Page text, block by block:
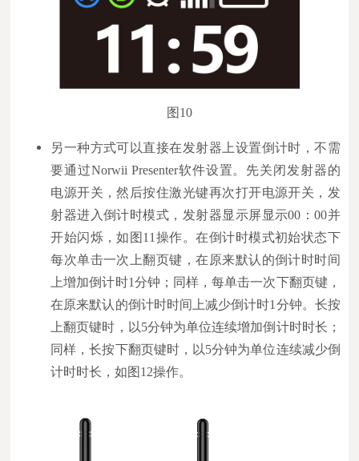
图10
另一种方式可以直接在发射器上设置倒计时，不需
要通过Norwii Presenter软件设置。先关闭发射器的
电源开关，然后按住激光键再次打开电源开关，发
射器进入倒计时模式，发射器显示屏显示00：00并
开始闪烁，如图11操作。在倒计时模式初始状态下
每次单击一次上翻页键，在原来默认的倒计时时间
上增加倒计时1分钟；同样，每单击一次下翻页键，
在原来默认的倒计时时间上减少倒计时1分钟。长按
上翻页键时，以5分钟为单位连续增加倒计时时长；
同样，长按下翻页键时，以5分钟为单位连续减少倒
计时时长，如图12操作。